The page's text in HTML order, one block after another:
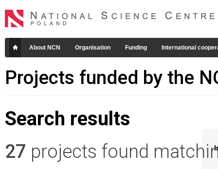
About NCN Organisation Funding International
Projects funded by the
Search results
27 projects found